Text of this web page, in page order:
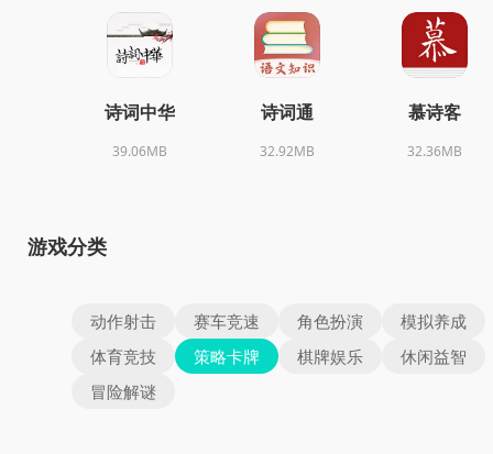
诗词中华
39.06MB
诗词通
32.92MB
慕诗客
32.36MB
游戏分类
动作射击 赛车竞速 角色扮演
模拟养成
体育竞技
策略卡牌 棋牌娱乐
休闲益智
冒险解谜